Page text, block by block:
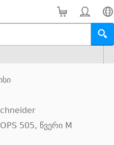
505, წვერი M